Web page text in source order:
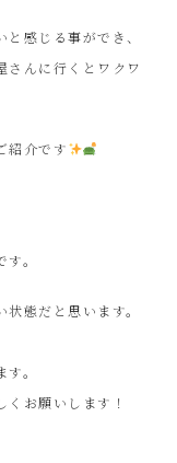
感じる事ができ、
さんに行くとワクワ
紹介です
。
態だと思います。
。
お願いします！